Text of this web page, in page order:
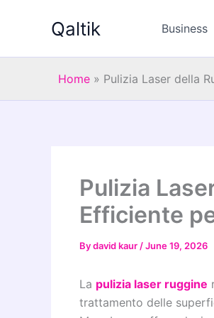
Qaltik Business
Home » Pulizia Laser della
Pulizia
Efficiente
Bydavid kaur /June 19, 2026
La pulizia laser ruggine
trattamento delle